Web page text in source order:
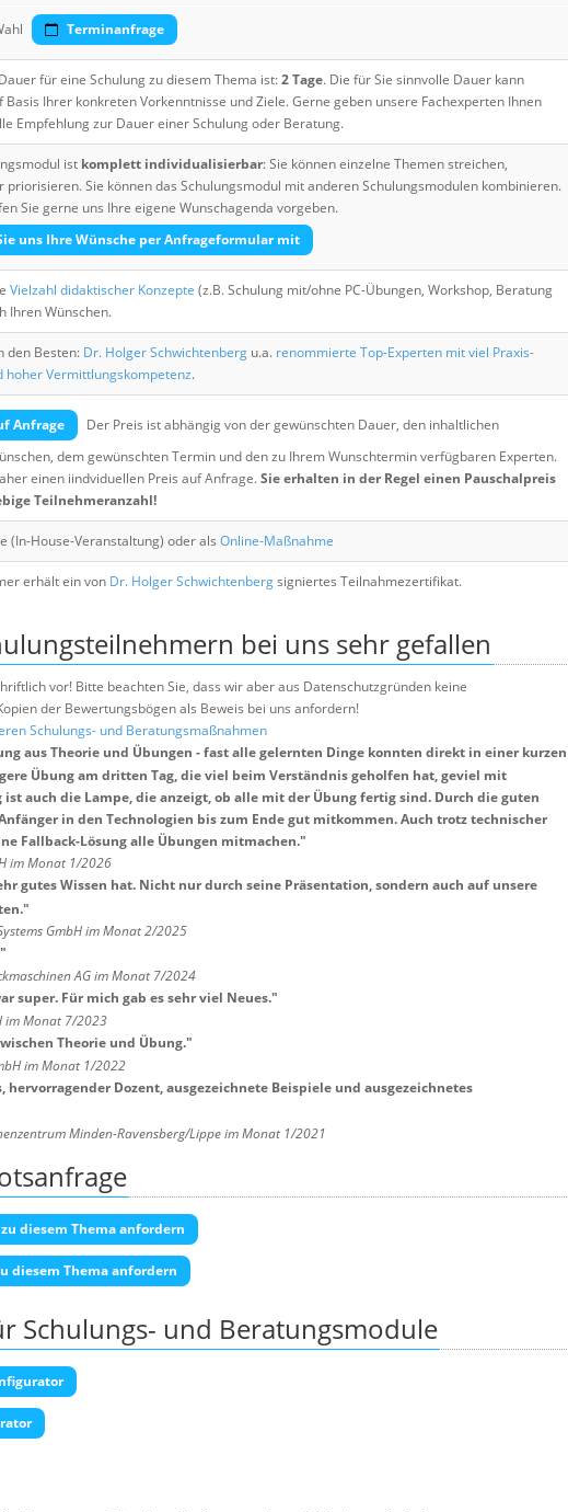
Terminanfrage
für eine Schulung zu diesem Thema ist:2 Tage. Die für Sie sinnvolle Dauer kann
Basis Ihrer konkreten Vorkenntnisse und Ziele. Gerne geben unsere Fachexperten Ihnen
Empfehlung zur Dauer einer Schulung oder Beratung.
ist komplett individualisierbar: Sie können einzelne Themen streichen,
priorisieren. Sie können das Schulungsmodul mit anderen Schulungsmodulen kombinieren.
Sie gerne uns Ihre eigene Wunschagenda vorgeben.
uns Ihre Wünsche per Anfrageformular mit
Vielzahl didaktischer Konzepte (z.B. Schulung mit/ohne PC-Übungen, Workshop, Beratung
Ihren Wünschen.
den Besten: Dr. Holger Schwichtenberg u.a. renommierte Top-Experten mit viel Praxis-
hoher Vermittlungskompetenz.
Anfrage
Der Preis ist abhängig von der gewünschten Dauer, den inhaltlichen
dem gewünschten Termin und den zu Ihrem Wunschtermin verfügbaren Experten.
einen iindviduellen Preis auf Anfrage.Sie erhalten in der Regel einen Pauschalpreis
Teilnehmeranzahl!
(In-House-Veranstaltung) oder als Online-Maßnahme
erhält ein von Dr. Holger Schwichtenbergsigniertes Teilnahmezertifikat.
bei uns sehr gefallen
vor! Bitte beachten Sie, dass wir aber aus Datenschutzgründen keine
der Bewertungsbögen als Beweis bei uns anfordern!
Schulungs- und Beratungsmaßnahmen
aus Theorie und Übungen - fast alle gelernten Dinge konnten direkt in einer kurzen
Übung am dritten Tag, die viel beim Verständnis geholfen hat, geviel mit
ist auch die Lampe, die anzeigt, ob alle mit der Übung fertig sind. Durch die guten
in den Technologien bis zum Ende gut mitkommen. Auch trotz technischer
Fallback-Lösung alle Übungen mitmachen."
im Monat 1/2026
gutes Wissen hat. Nicht nur durch seine Präsentation, sondern auch auf unsere
"
GmbH im Monat 2/2025
"
AG im Monat 7/2024
super. Für mich gab es sehr viel Neues."
im Monat 7/2023
Theorie und Übung."
im Monat 1/2022
Dozent, ausgezeichnete Beispiele und ausgezeichnetes
Minden-Ravensberg/Lippe im Monat 1/2021
diesem Thema anfordern
diesem Thema anfordern
Schulungs- und Beratungsmodule